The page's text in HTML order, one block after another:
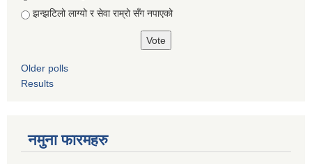
झन्झटिलो लाग्यो र सेवा राम्रो सँग नपाएको
Older polls
Results
नमुना फारमहरु